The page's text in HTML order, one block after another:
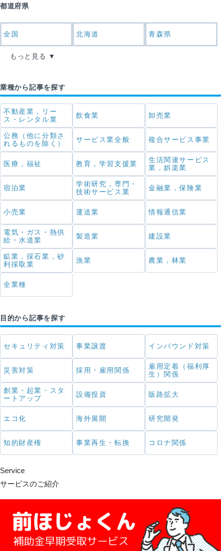
都道府県
全国 北海道 青森県
もっと見る
業種から記事を探す
不動産業，リー
ス・レンタル業
飲食業 卸売業
公務（他に分類さ
れるものを除く）
サービス業全般 複合サービス事業
医療，福祉 教育，学習支援業
生活関連サービス
業，娯楽業
宿泊業
学術研究，専門・
技術サービス業
金融業，保険業
小売業 運送業 情報通信業
電気・ガス・熱供
給・水道業
製造業 建設業
鉱業，採石業，砂
利採取業
漁業 農業，林業
全業種
目的から記事を探す
セキュリティ対策 事業譲渡 インバウンド対策
災害対策 採用・雇用関係
雇用定着（福利厚
生）関係
創業・起業・スタ
ートアップ
設備投資 販路拡大
エコ化 海外展開 研究開発
知的財産権 事業再生・転換 コロナ関係
Service
サービスのご紹介